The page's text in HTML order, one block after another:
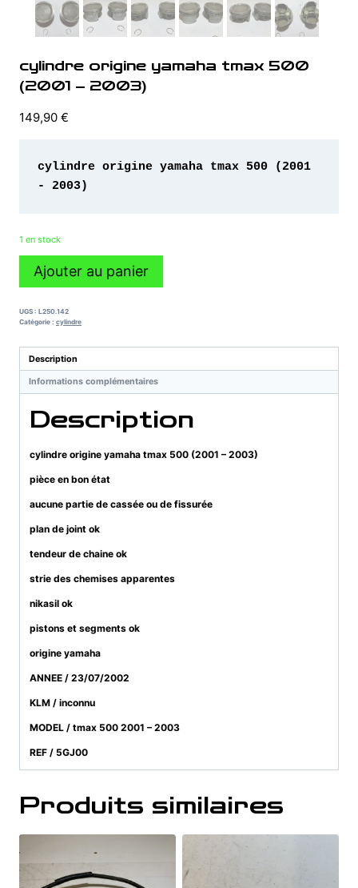
cylindre origine yamaha tmax 500
(2001 – 2003)
149,90 €
cylindre origine yamaha tmax 500 (2001
- 2003)
1 en stock
quantité
origine
yamaha
500
(2001
Ajouter au panier
UGS : L250.142
Catégorie : cylindre
Description
Informations complémentaires
Description
cylindre origine yamaha tmax 500 (2001 – 2003)
pièce en bon état
aucune partie de cassée ou de fissurée
plan de joint ok
tendeur de chaine ok
strie des chemises apparentes
nikasil ok
pistons et segments ok
origine yamaha
ANNEE / 23/07/2002
KLM / inconnu
MODEL / tmax 500 2001 – 2003
REF / 5GJ00
Produits similaires